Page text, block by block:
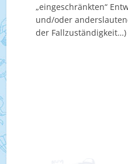
„eingeschränkten“
und/oder
der Fallzuständigkeit…)